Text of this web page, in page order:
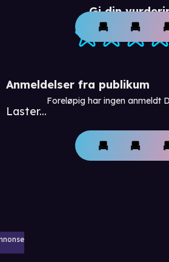
Gi din
Anmeldelser fra publikum
Laster...
Foreløpig har ingen anmeldt